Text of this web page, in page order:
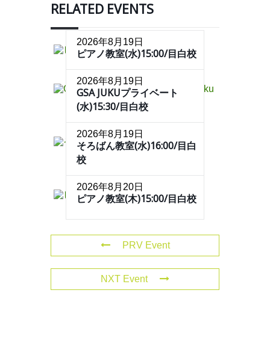
RELATED EVENTS
2026年8月19日
ピアノ教室(水)15:00/目白校
2026年8月19日
GSA JUKUプライベート
(水)15:30/目白校
2026年8月19日
そろばん教室(水)16:00/目白
校
2026年8月20日
ピアノ教室(木)15:00/目白校
PRV Event
NXT Event